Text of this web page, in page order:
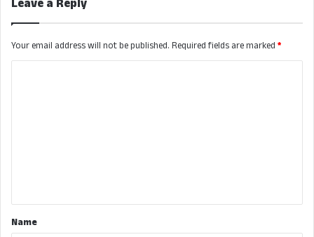
Leave a Reply
Your email address will not be published. Required fields are marked *
*Name